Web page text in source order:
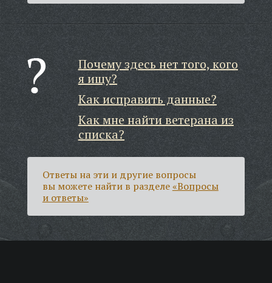
Почему здесь нет того, кого
я ищу?
Как исправить данные?
Как мне найти ветерана из
списка?
Ответы на эти и другие вопросы
вы можете найти в разделе«Вопросы
и ответы»